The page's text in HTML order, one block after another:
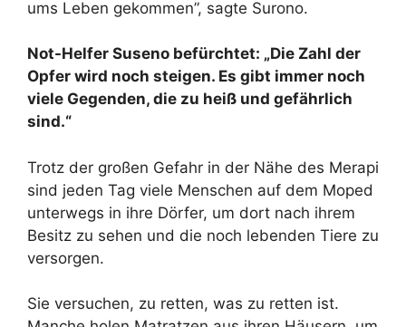
ums Leben gekommen”, sagte Surono.
Not-Helfer Suseno befürchtet: „Die Zahl der
Opfer wird noch steigen. Es gibt immer noch
viele Gegenden, die zu heiß und gefährlich
sind.“
Trotz der großen Gefahr in der Nähe des Merapi
sind jeden Tag viele Menschen auf dem Moped
unterwegs in ihre Dörfer, um dort nach ihrem
Besitz zu sehen und die noch lebenden Tiere zu
versorgen.
Sie versuchen, zu retten, was zu retten ist.